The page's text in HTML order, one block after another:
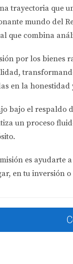
que decidió
de cambio como
y el
Esto le ha
esencial que
como los de
bienes raíces
de las
más altos o
trayectoria que
mundo del
que combina
por los bienes
,
en la
bajo el respaldo
un proceso
es ayudarte
en tu inversión